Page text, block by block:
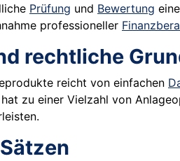
Prüfung und Bewertung
professioneller
rechtliche
reicht von einfachen
hat zu einer Vielzahl von